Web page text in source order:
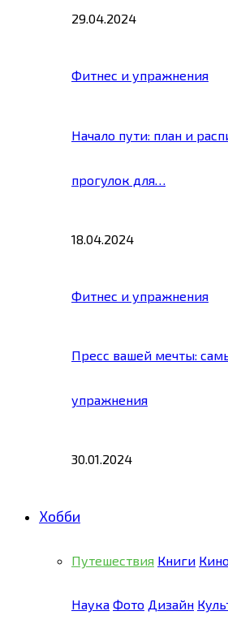
29.04.2024
Фитнес и упражнения
Начало пути: план и
прогулок для…
18.04.2024
Фитнес и упражнения
Пресс вашей мечты:
упражнения
30.01.2024
Хобби
Путешествия Книги Кино
Наука Фото Дизайн